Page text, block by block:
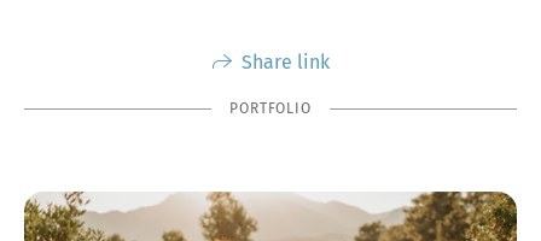
Share link
PORTFOLIO